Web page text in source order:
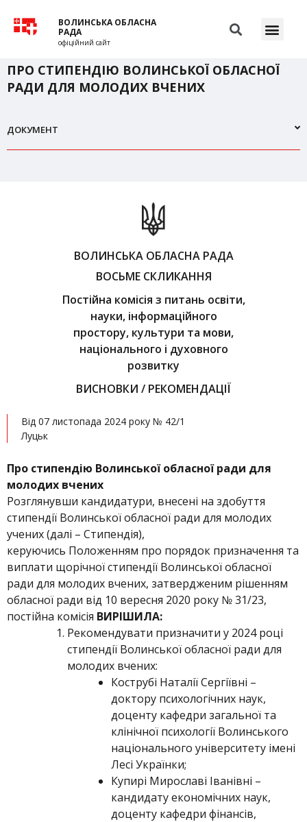
ВОЛИНСЬКА ОБЛАСНА
РАДА
офіційний сайт
ПРО СТИПЕНДІЮ ВОЛИНСЬКОЇ ОБЛАСНОЇ
РАДИ ДЛЯ МОЛОДИХ ВЧЕНИХ
ДОКУМЕНТ
ВОЛИНСЬКА ОБЛАСНА РАДА
ВОСЬМЕ СКЛИКАННЯ
Постійна комісія з питань освіти,
науки, інформаційного
простору, культури та мови,
національного і духовного
розвитку
ВИСНОВКИ / РЕКОМЕНДАЦІЇ
Від 07 листопада 2024 року № 42/1
Луцьк
Про стипендію Волинської обласної ради для
молодих вчених
Розглянувши кандидатури, внесені на здобуття
стипендії Волинської обласної ради для молодих
учених (далі – Стипендія),
керуючись Положенням про порядок призначення та
виплати щорічної стипендії Волинської обласної
ради для молодих вчених, затвердженим рішенням
обласної ради від 10 вересня 2020 року № 31/23,
постійна комісія ВИРІШИЛА:
Рекомендувати призначити у 2024 році
стипендії Волинської обласної ради для
молодих вчених:
Кострубі Наталії Сергіївні –
доктору психологічних наук,
доценту кафедри загальної та
клінічної психології Волинського
національного університету імені
Лесі Українки;
Купирі Мирославі Іванівні –
кандидату економічних наук,
доценту кафедри фінансів,